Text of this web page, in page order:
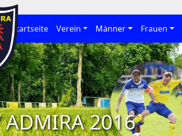
Startseite Verein Männer Frauen
ADMIRA 2016